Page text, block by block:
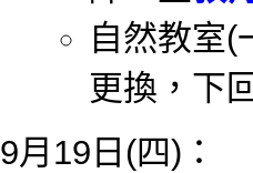
自然教室(
更換，下
9月19日(四)：